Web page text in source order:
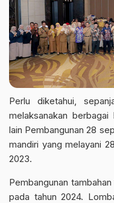
Perlu diketahui,
melaksanakan
lain Pembangunan 28
mandiri yang melayani
2023.
Pembangunan
pada tahun 2024.